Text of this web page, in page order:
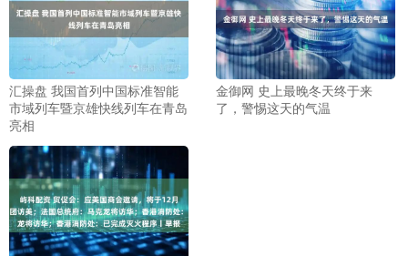
汇操盘 我国首列中国标准智能
市域列车暨京雄快线列车在青岛
亮相
金御网 史上最晚冬天终于来
了，警惕这天的气温